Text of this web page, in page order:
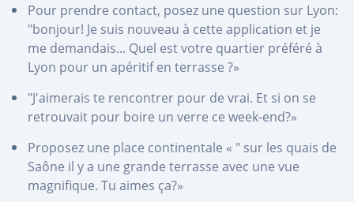
Pour prendre contact, posez une question sur Lyon:
"bonjour! Je suis nouveau à cette application et je
me demandais... Quel est votre quartier préféré à
Lyon pour un apéritif en terrasse ?»
"J'aimerais te rencontrer pour de vrai. Et si on se
retrouvait pour boire un verre ce week-end?»
Proposez une place continentale « " sur les quais de
Saône il y a une grande terrasse avec une vue
magnifique. Tu aimes ça?»